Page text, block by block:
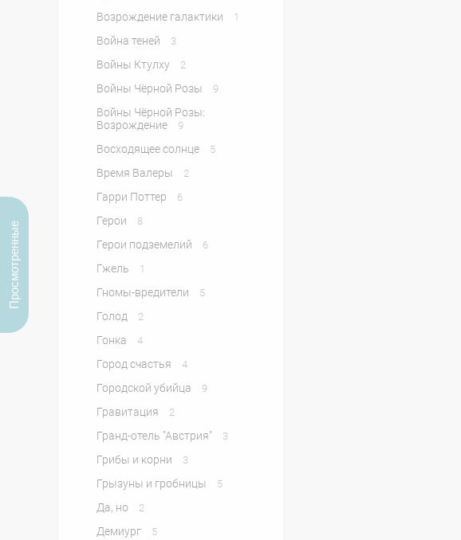
Возрождение галактики 1
Война теней 3
Войны Ктулху 2
Войны Чёрной Розы 9
Войны Чёрной Розы:
Возрождение
9
Восходящее солнце 5
Время Валеры 2
Гарри Поттер 6
Герои 8
Герои подземелий 6
Гжель 1
Гномы-вредители 5
Голод 2
Гонка 4
Город счастья 4
Городской убийца 9
Гравитация 2
Гранд-отель "Австрия" 3
Грибы и корни 3
Грызуны и гробницы 5
Да, но 2
Демиург 5
Просмотренные